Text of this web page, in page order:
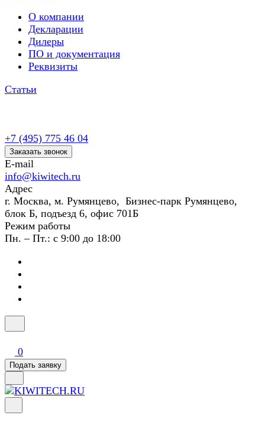
О компании
Декларации
Дилеры
ПО и документация
Реквизиты
Статьи
+7 (495) 775 46 04
Заказать звонок
E-mail
info@kiwitech.ru
Адрес
г. Москва, м. Румянцево, Бизнес-парк Румянцево,
блок Б, подъезд 6, офис 701Б
Режим работы
Пн. – Пт.: с 9:00 до 18:00
0
Подать заявку